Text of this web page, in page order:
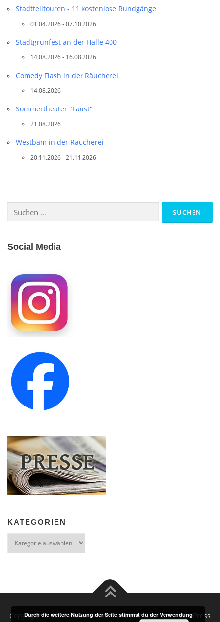
Stadtteil­touren - 11 kostenlose Rundgänge
01.04.2026 - 07.10.2026
Stadtgrünfest an der Halle 400
14.08.2026 - 16.08.2026
Comedy Flash in der Räucherei
14.08.2026
Sommertheater "Faust"
21.08.2026
Westbam in der Räucherei
20.11.2026 - 21.11.2026
nach:
Social Media
KATEGORIEN
Copyright © 2026 Kultur- und Kreativrat Gaarden–OnePress
Durch die weitere Nutzung der Seite stimmst du der Verwendung